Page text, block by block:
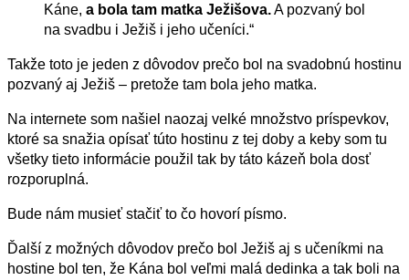
Káne, a bola tam matka Ježišova.A pozvaný bol
na svadbu i Ježiš i jeho učeníci.“
Takže toto je jeden z dôvodov prečo bol na svadobnú hostinu
pozvaný aj Ježiš – pretože tam bola jeho matka.
Na internete som našiel naozaj velké množstvo príspevkov,
ktoré sa snažia opísať túto hostinu z tej doby a keby som tu
všetky tieto informácie použil tak by táto kázeň bola dosť
rozporuplná.
Bude nám musieť stačiť to čo hovorí písmo.
Ďalší z možných dôvodov prečo bol Ježiš aj s učeníkmi na
hostine bol ten, že Kána bol veľmi malá dedinka a tak boli na